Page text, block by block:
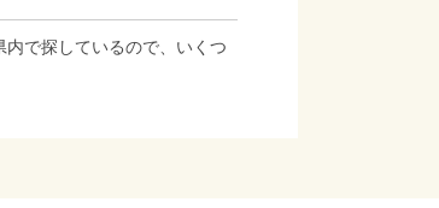
内で探しているので、いくつ